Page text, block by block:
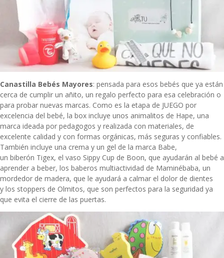
Canastilla Bebés Mayores: pensada para esos bebés que ya están
cerca de cumplir un añito, un regalo perfecto para esa celebración o
para probar nuevas marcas. Como es la etapa de JUEGO por
excelencia del bebé, la box incluye unos animalitos de Hape, una
marca ideada por pedagogos y realizada con materiales, de
excelente calidad y con formas orgánicas, más seguras y confiables.
También incluye una crema y un gel de la marca Babe,
un biberón Tigex, el vaso Sippy Cup de Boon, que ayudarán al bebé a
aprender a beber, los baberos multiactividad de Maminébaba, un
mordedor de madera, que le ayudará a calmar el dolor de dientes
y los stoppers de Olmitos, que son perfectos para la seguridad ya
que evita el cierre de las puertas.